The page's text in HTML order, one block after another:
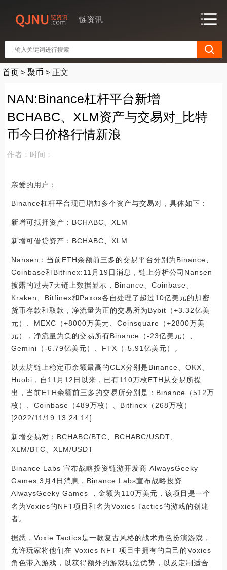
链资讯
首页 > 聚币 > 正文
NAN:Binance杠杆平台新增
BCHABC、XLM资产与交易对_比特
币今日价格行情新浪
作者： 时间：
亲爱的用户：
Binance杠杆平台现已增加多个资产与交易对，具体如下：
新增可抵押资产：BCHABC、XLM
新增可借贷资产：BCHABC、XLM
Nansen：当前ETH余额前三多的交易平台分别为Binance、
Coinbase和Bitfinex:11月19日消息，链上分析公司Nansen
披露的过去7天链上数据显示，Binance、Coinbase、
Kraken、Bitfinex和Paxos各自处理了超过10亿美元的加密
货币存款和取款，净流量为正的交易所为Bybit（+3.32亿美
元）、MEXC（+8000万美元、Coinsquare（+2800万美
元），净流量为负的交易所有Binance（-23亿美元）、
Gemini（-6.79亿美元）、FTX（-5.91亿美元）。
以太坊链上稳定币余额最高的CEX分别是Binance、OKX、
Huobi，自11月12日以来，已有110万枚ETH从交易所提
出，当前ETH余额前三多的交易所分别是：Binance（512万
枚）、Coinbase（489万枚）、Bitfinex（268万枚）
[2022/11/19 13:24:14]
新增交易对：BCHABC/BTC、BCHABC/USDT、
XLM/BTC、XLM/USDT
Binance Labs 宣布战略投资链游开发商 AlwaysGeeky
Games:3月4日消息，Binance Labs宣布战略投资
AlwaysGeeky Games ，金额为110万美元，该项目是一个
名为Voxies的NFT项目和名为Voxies Tactics的游戏的创建
者。
据悉，Voxie Tactics是一款复古风格的战术角色扮演游戏，
允许玩家将他们在 Voxies NFT 项目中拥有的自己的Voxies
角色带入游戏，以获得额外的游戏玩法优势，以及定制适合